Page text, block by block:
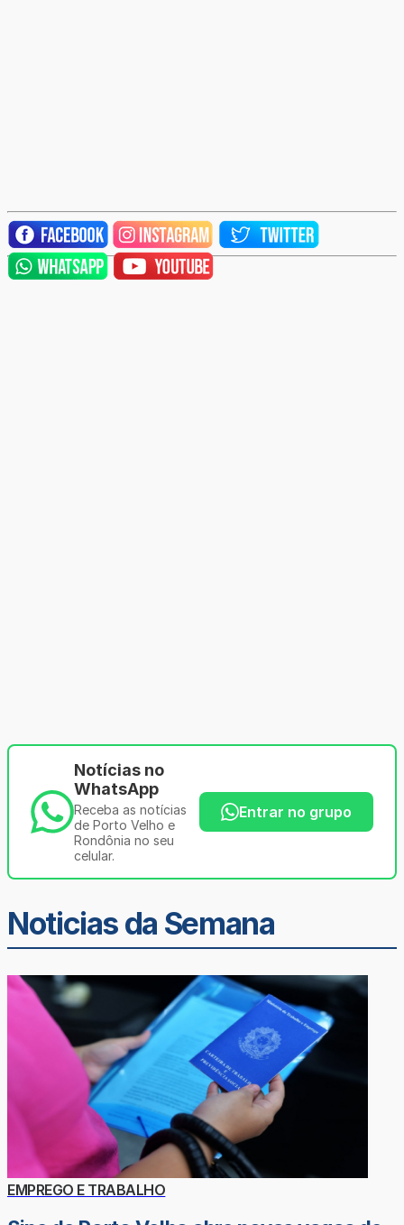
Notícias no
WhatsApp
Receba as notícias
de Porto Velho e
Rondônia no seu
celular.
Entrar no grupo
Noticias da Semana
EMPREGO E TRABALHO